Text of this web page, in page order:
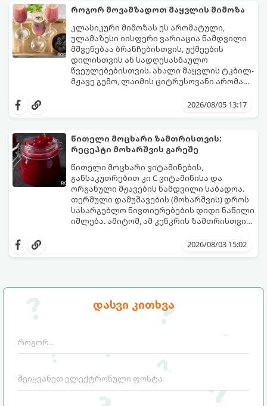
დასვი კითხვა
შეწვისას ფორმა იდეალურად შეინარჩუნოს
და არ დაიშალოს.
მომზადების დრო: 20 წუთი (დამატებით
მუხუდოს ჩალბობის დრო: 12-24 საათი)
შეწვის დრო: 10–15 წუთი ულუფა: 20–24 ცალი
ბურთულა (4–6 პორცია)
როგორ მოვამზადოთ მაყვლის მიმოზა
კლასიკური მიმოზას ეს არომატული,
ულამაზესი იისფერი ვარიაცია ნამდვილი
მშვენებაა ბრანჩებისთვის, უქმეების
დილისთვის ან სადღესასწაულო
წვეულებებისთვის. ახალი მაყვლის ტკბილ-
მჟავე გემო, ლაიმის ციტრუსოვანი არომატი
საოცრად დახვეწილ და მაგრილებელ
და მის მომზადებას მინიმალური
პორცია
2026/08/05 13:17
წითელი მოცხარი ზამთრისთვის:
რეცეპტი მოხარშვის გარეშე
წითელი მოცხარი ვიტამინების,
განსაკუთრებით კი C ვიტამინისა და
ორგანული მჟავების ნამდვილი საბადოა.
თერმული დამუშავების (მოხარშვის) დროს
სასარგებლო ნივთიერებების დიდი ნაწილი
იშლება. ამიტომ, ამ კენკრის ზამთრისთვის
მომზადებაა - მოხარშვის გარეშე.
ბუნებრივ, კაშკაშა გემოს, არომატს და
2026/08/03 15:02